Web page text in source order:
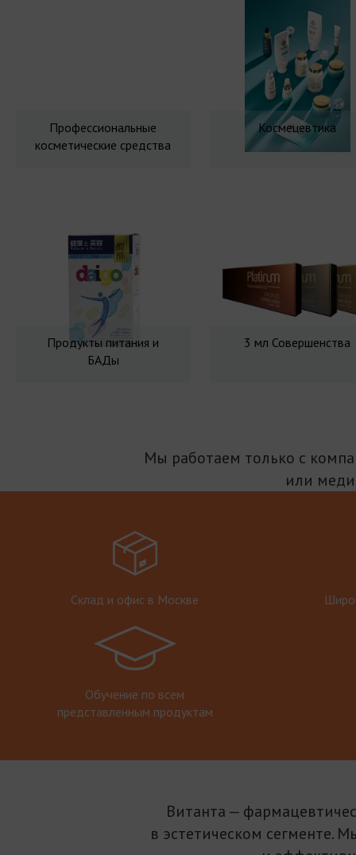
Профессиональные
косметические средства
Космецевтика
Продукты питания и
БАДы
3 мл Совершенства
Мы работаем только с
или
Склад и офис в Москве
Обучение по всем
представленным продуктам
Витанта —
в эстетическом сегменте.